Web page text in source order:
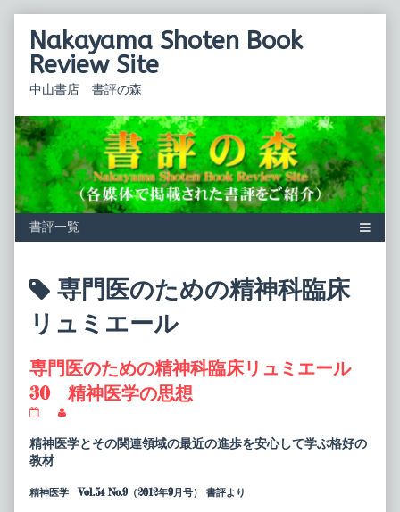
contentNakayama Shoten Book
Review Site
中山書店 書評の森
Posts
tagged
専門医のための精神科臨床
リュミエール
専門医のための精神科臨床リュミエール
30 精神医学の思想
医
の
た
の
posts
by
of
精神医学とその関連領域の最近の進歩を安心して学ぶ格好の
教材
精神医学 Vol.54 No.9（2012年9月号） 書評より